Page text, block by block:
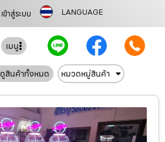
เข้าสู่ระบบ LANGUAGE
เมนู
ดูสินค้าทั้งหมด หมวดหมู่สินค้า